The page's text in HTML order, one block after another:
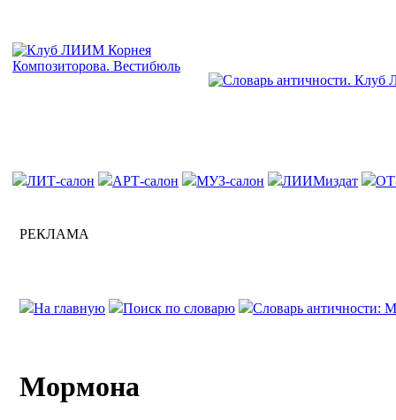
ЛИТ-салон АРТ-салон МУЗ-салон ЛИИМиздат
РЕКЛАМА
На главную Поиск по словарю Словарь античности:
Мормона